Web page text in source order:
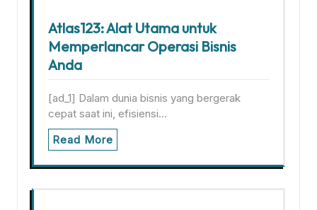
Atlas123: Alat Utama untuk
Memperlancar Operasi Bisnis
Anda
[ad_1] Dalam dunia bisnis yang bergerak
cepat saat ini, efisiensi…
Read More